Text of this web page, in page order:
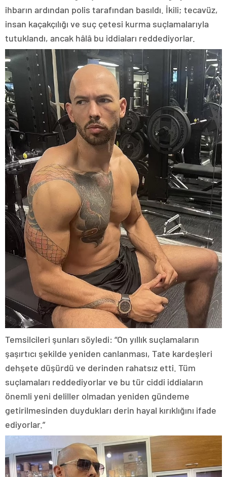
ihbarın ardından polis tarafından basıldı. İkili; tecavüz,
insan kaçakçılığı ve suç çetesi kurma suçlamalarıyla
tutuklandı, ancak hâlâ bu iddiaları reddediyorlar.
Temsilcileri şunları söyledi: “On yıllık suçlamaların
şaşırtıcı şekilde yeniden canlanması, Tate kardeşleri
dehşete düşürdü ve derinden rahatsız etti. Tüm
suçlamaları reddediyorlar ve bu tür ciddi iddiaların
önemli yeni deliller olmadan yeniden gündeme
getirilmesinden duydukları derin hayal kırıklığını ifade
ediyorlar.”